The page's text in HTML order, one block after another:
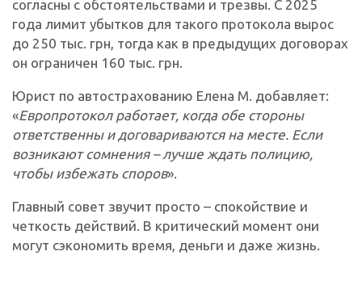
согласны с обстоятельствами и трезвы. С 2025
года лимит убытков для такого протокола вырос
до 250 тыс. грн, тогда как в предыдущих договорах
он ограничен 160 тыс. грн.
Юрист по автострахованию Елена М. добавляет:
«Европротокол работает, когда обе стороны
ответственны и договариваются на месте. Если
возникают сомнения – лучше ждать полицию,
чтобы избежать споров».
Главный совет звучит просто – спокойствие и
четкость действий. В критический момент они
могут сэкономить время, деньги и даже жизнь.